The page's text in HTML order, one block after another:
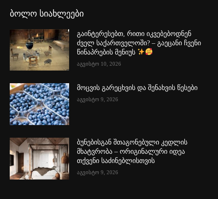
ბოლო სიახლეები
გაინტერესებთ, რითი იკვებებოდნენ
ძველ საქართველოში? – გაეცანი ჩვენი
წინაპრების მენიუს
აგვისტო 10, 2026
მოცვის გარეცხვის და შენახვის წესები
აგვისტო 9, 2026
ბუნებისგან შთაგონებული კედლის
მხატვრობა – ორიგინალური იდეა
თქვენი საძინებლისთვის
აგვისტო 9, 2026